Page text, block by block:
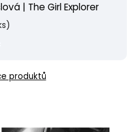
| The Girl Explorer
produktů